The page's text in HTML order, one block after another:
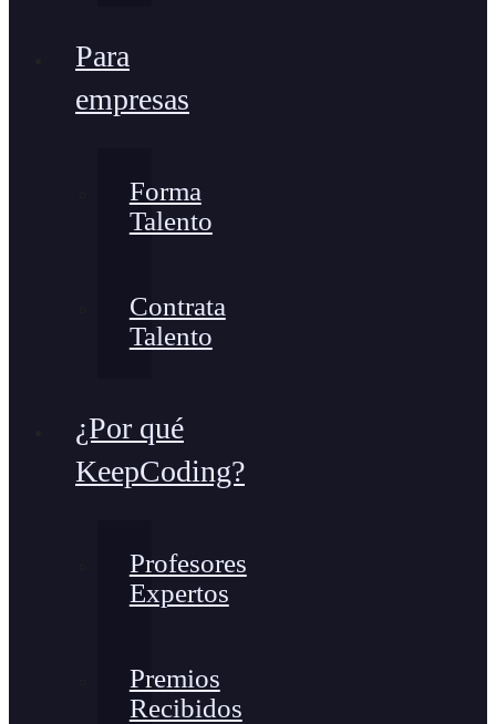
Para
empresas
Forma
Talento
Contrata
Talento
¿Por qué
KeepCoding?
Profesores
Expertos
Premios
Recibidos